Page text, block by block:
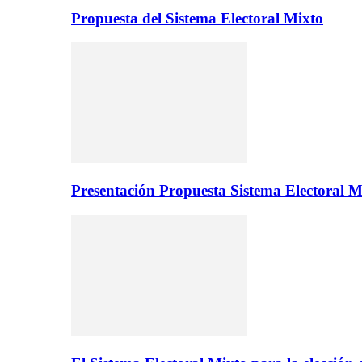
Propuesta del Sistema Electoral Mixto
Presentación Propuesta Sistema Electoral